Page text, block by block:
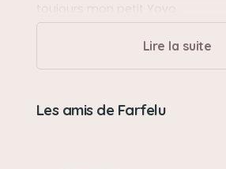
toujours mon petit Yoyo.
Sa balade préférée
mais tu aimais bien nos balade
Lire la suite
Les amis de Farfelu